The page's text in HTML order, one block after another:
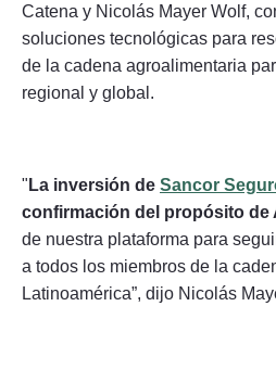
Catena y Nicolás Mayer Wolf,
soluciones tecnológicas para
de la cadena agroalimentaria
regional y global.
" La inversión de Sancor
confirmación del propósito de
de nuestra plataforma para
a todos los miembros de la
Latinoamérica”, dijo Nicolás